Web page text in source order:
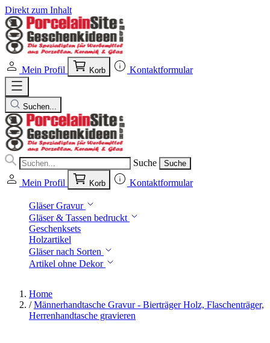
Direkt zum Inhalt
Mein Profil Korb Kontaktformular
Suchen...
Suche Suche
Mein Profil Korb Kontaktformular
Gläser Gravur
Gläser & Tassen bedruckt
Geschenksets
Holzartikel
Gläser nach Sorten
Artikel ohne Dekor
Home
/ Männerhandtasche Gravur - Bierträger Holz, Flaschenträger,
Herrenhandtasche gravieren